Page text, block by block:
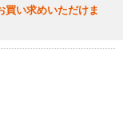
買い求めいただけま